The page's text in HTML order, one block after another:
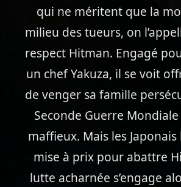
qui ne méritent que la
milieu des tueurs, on
respect Hitman. Engagé
un chef Yakuza, il se voit
de venger sa famille
Seconde Guerre
maffieux. Mais les
mise à prix pour abattre
lutte acharnée s’engage